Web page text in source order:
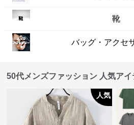
靴
バッグ・アクセ
50代メンズファッション 人気アイ
人気